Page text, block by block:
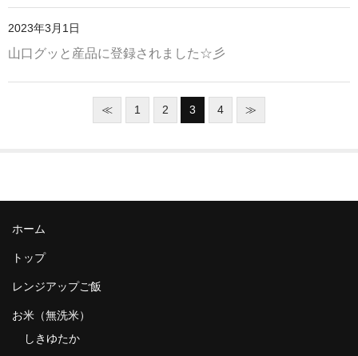
2023年3月1日
山口グッと産品に登録されました☆彡
≪ 1 2 3 4 ≫
ホーム
トップ
レンジアップご飯
お米（無洗米）
しきゆたか